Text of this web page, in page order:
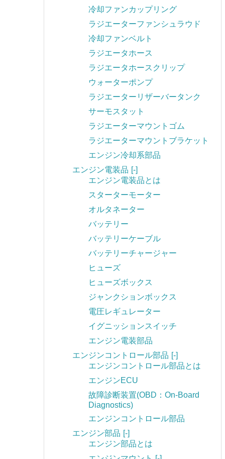
冷却ファンカップリング
ラジエーターファンシュラウド
冷却ファンベルト
ラジエータホース
ラジエータホースクリップ
ウォーターポンプ
ラジエーターリザーバータンク
サーモスタット
ラジエーターマウントゴム
ラジエーターマウントブラケット
エンジン冷却系部品
エンジン電装品 [-]
エンジン電装品とは
スターターモーター
オルタネーター
バッテリー
バッテリーケーブル
バッテリーチャージャー
ヒューズ
ヒューズボックス
ジャンクションボックス
電圧レギュレーター
イグニッションスイッチ
エンジン電装部品
エンジンコントロール部品 [-]
エンジンコントロール部品とは
エンジンECU
故障診断装置(OBD：On-Board
Diagnostics)
エンジンコントロール部品
エンジン部品 [-]
エンジン部品とは